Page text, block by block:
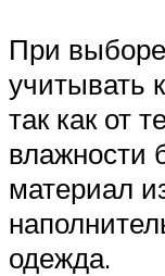
При
учитывать
так как от
влажности
материал
одежда.